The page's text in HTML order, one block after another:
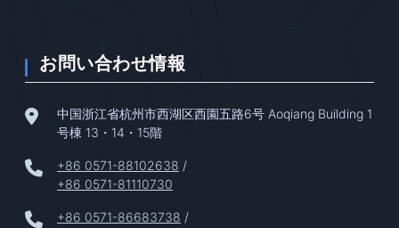
お問い合わせ情報
中国浙江省杭州市西湖区西園五路6号 Aoqiang Building 1
号棟 13・14・15階
+86 0571-88102638 /
+86 0571-81110730
+86 0571-86683738 /